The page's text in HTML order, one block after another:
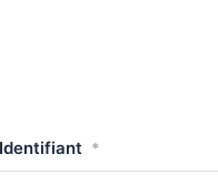
Identifiant *